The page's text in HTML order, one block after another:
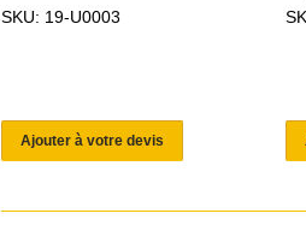
SKU: 19-U0003
Ajouter à votre devis